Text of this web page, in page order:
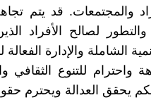
والمجتمعات. قد يتم
لصالح الأفراد
الشاملة والإدارة
واحترام للتنوع
يحقق العدالة ويحترم